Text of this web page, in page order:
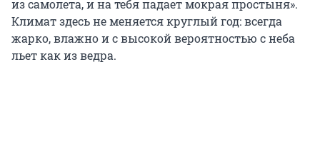
из самолета, и на тебя падает мокрая простыня».
Климат здесь не меняется круглый год: всегда
жарко, влажно и с высокой вероятностью с неба
льет как из ведра.